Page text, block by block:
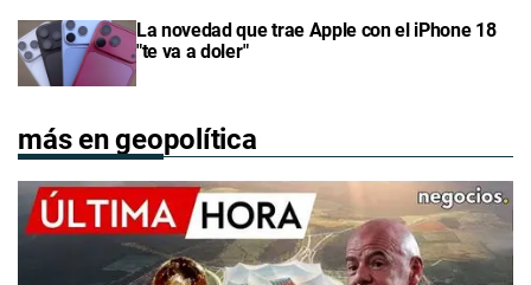
La novedad que trae Apple con el iPhone 18
"te va a doler"
más en geopolítica